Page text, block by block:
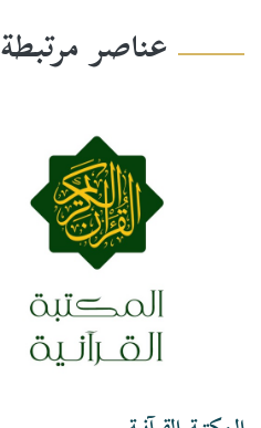
عناصر مرتبطة